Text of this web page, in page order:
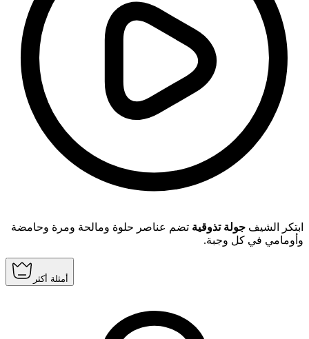
ابتكر الشيف جولة تذوقية تضم عناصر حلوة ومالحة ومرة وحامضة
وأومامي في كل وجبة.
أمثلة أكثر